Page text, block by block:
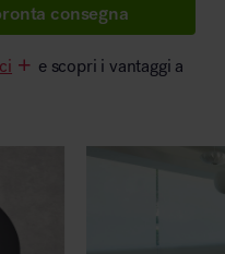
consegna
e scopri i vantaggi a